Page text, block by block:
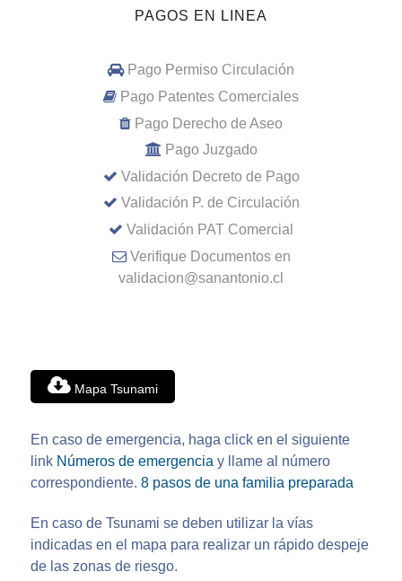
PAGOS EN LINEA
Pago Permiso Circulación
Pago Patentes Comerciales
Pago Derecho de Aseo
Pago Juzgado
Validación Decreto de Pago
Validación P. de Circulación
Validación PAT Comercial
Verifique Documentos en
validacion@sanantonio.cl
Mapa Tsunami
En caso de emergencia, haga click en el siguiente
link Números de emergencia y llame al número
correspondiente. 8 pasos de una familia preparada
En caso de Tsunami se deben utilizar la vías
indicadas en el mapa para realizar un rápido despeje
de las zonas de riesgo.